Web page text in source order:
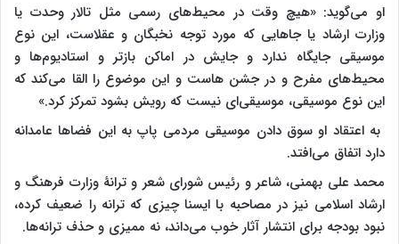
او می‌گوید: «هیچ وقت در محیط‌های رسمی مثل تالار وحدت یا
وزارت ارشاد یا جاهایی که مورد توجه نخبگان و عقلاست، این نوع
موسیقی جایگاه ندارد و جایش در اماکن باز‌تر و استادیوم‌ها و
محیط‌های مفرح و در جشن هاست و این موضوع را القا می‌کند که
این نوع موسیقی، موسیقی‌ای نیست که رویش بشود تمرکز کرد.»
به اعتقاد او سوق دادن موسیقی مردمی پاپ به این فضا‌ها عامدانه
دارد اتفاق می‌افتد.
محمد علی بهمنی، شاعر و رئیس شورای شعر و ترانۀ وزارت فرهنگ و
ارشاد اسلامی نیز در مصاحبه با ایسنا چیزی که ترانه را ضعیف کرده،
نبود بودجه برای انتشار آثار خوب می‌داند، نه ممیزی و حذف ترانه‌ها.